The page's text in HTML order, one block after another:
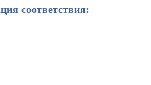
соответствия: